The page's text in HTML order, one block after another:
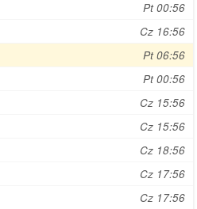
Pt 00:56
Cz 16:56
Pt 06:56
Pt 00:56
Cz 15:56
Cz 15:56
Cz 18:56
Cz 17:56
Cz 17:56